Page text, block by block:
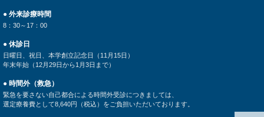
● 外来診療時間
8：30～17：00
● 休診日
日曜日、祝日、本学創立記念日（11月15日）
年末年始（12月29日から1月3日まで）
● 時間外（救急）
緊急を要さない自己都合による時間外受診につきましては、
選定療養費として8,640円（税込）をご負担いただいております。